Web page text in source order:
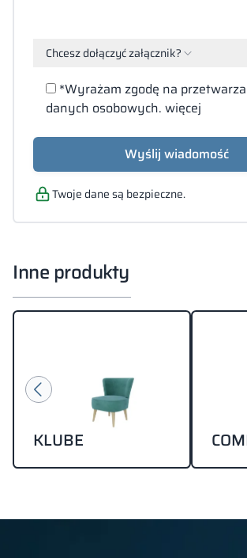
Chcesz dołączyć załącznik?
pliki
(PDF,
DOC,
JPG,
XLS)
*Wyrażam zgodę na
danych osobowych. więcej
Wyślij wiadomość
Twoje dane są bezpieczne.
Inne produkty
KLUBE